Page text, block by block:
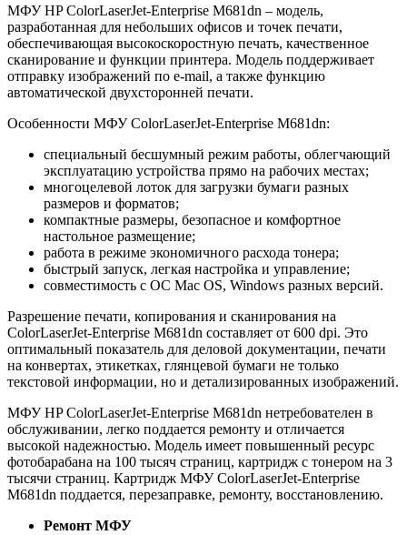
МФУ HP ColorLaserJet-Enterprise M681dn – модель,
разработанная для небольших офисов и точек печати,
обеспечивающая высокоскоростную печать, качественное
сканирование и функции принтера. Модель поддерживает
отправку изображений по e-mail, а также функцию
автоматической двухсторонней печати.
Особенности МФУ ColorLaserJet-Enterprise M681dn:
специальный бесшумный режим работы, облегчающий
эксплуатацию устройства прямо на рабочих местах;
многоцелевой лоток для загрузки бумаги разных
размеров и форматов;
компактные размеры, безопасное и комфортное
настольное размещение;
работа в режиме экономичного расхода тонера;
быстрый запуск, легкая настройка и управление;
совместимость с ОС Mac OS, Windows разных версий.
Разрешение печати, копирования и сканирования на
ColorLaserJet-Enterprise M681dn составляет от 600 dpi. Это
оптимальный показатель для деловой документации, печати
на конвертах, этикетках, глянцевой бумаги не только
текстовой информации, но и детализированных изображений.
МФУ HP ColorLaserJet-Enterprise M681dn нетребователен в
обслуживании, легко поддается ремонту и отличается
высокой надежностью. Модель имеет повышенный ресурс
фотобарабана на 100 тысяч страниц, картридж с тонером на 3
тысячи страниц. Картридж МФУ ColorLaserJet-Enterprise
M681dn поддается, перезаправке, ремонту, восстановлению.
Ремонт МФУ